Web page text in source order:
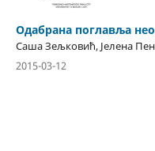
Одабрана поглавља
Саша Зељковић, Јелена
2015-03-12